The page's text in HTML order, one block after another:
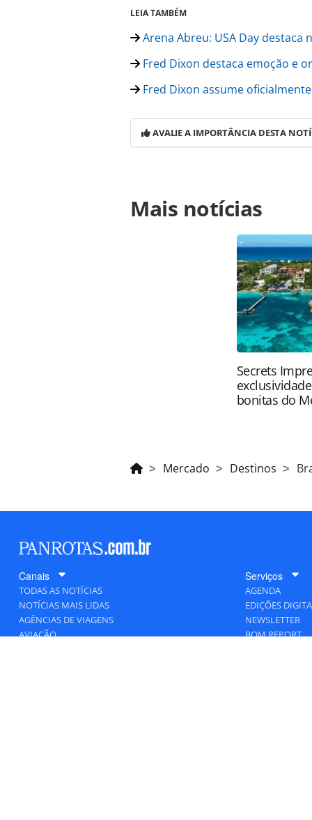
LEIA TAMBÉM
Arena Abreu: USA Day destaca
Fred Dixon destaca emoção e
Fred Dixon assume
AVALIE A IMPORTÂNCIA DESTA
https://www.panrotas.com.br/
parceiros-em-sao-paulo-
Todo o conteúdo produzido pela
brasileira sobre direito autoral.
PANROTAS Editora
Mais notícias
Secrets
bonitas do
Mercado Destinos
Canais
TODAS AS NOTÍCIAS
NOTÍCIAS MAIS LIDAS
AGÊNCIAS DE VIAGENS
AVIAÇÃO
Serviços
AGENDA
EDIÇÕES
NEWSLETTER
BOM REPORT